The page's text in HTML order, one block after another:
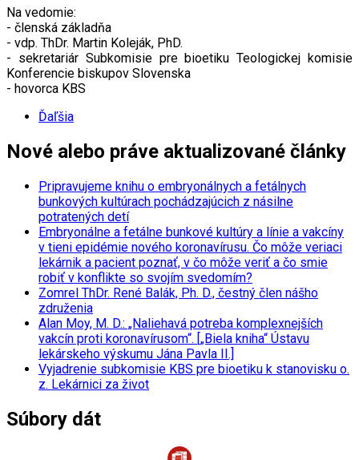
Na vedomie:
- členská základňa
- vdp. ThDr. Martin Koleják, PhD.
- sekretariár Subkomisie pre bioetiku Teologickej komisie
Konferencie biskupov Slovenska
- hovorca KBS
Ďaľšia
Nové alebo práve aktualizované články
Pripravujeme knihu o embryonálnych a fetálnych
bunkových kultúrach pochádzajúcich z násilne
potratených detí
Embryonálne a fetálne bunkové kultúry a línie a vakcíny
v tieni epidémie nového koronavírusu. Čo môže veriaci
lekárnik a pacient poznať, v čo môže veriť a čo smie
robiť v konflikte so svojím svedomím?
Zomrel ThDr. René Balák, Ph. D., čestný člen nášho
združenia
Alan Moy, M. D.: „Naliehavá potreba komplexnejších
vakcín proti koronavírusom“. [„Biela kniha“ Ústavu
lekárskeho výskumu Jána Pavla II.]
Vyjadrenie subkomisie KBS pre bioetiku k stanovisku o.
z. Lekárnici za život
Súbory dát